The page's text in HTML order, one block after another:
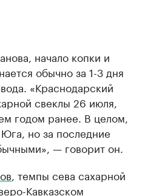
начало копки и
обычно за 1-3 дня
«Краснодарский
свеклы 26 июля,
годом ранее. В целом,
но за последние
— говорит он.
, темпы сева сахарной
Кавказском